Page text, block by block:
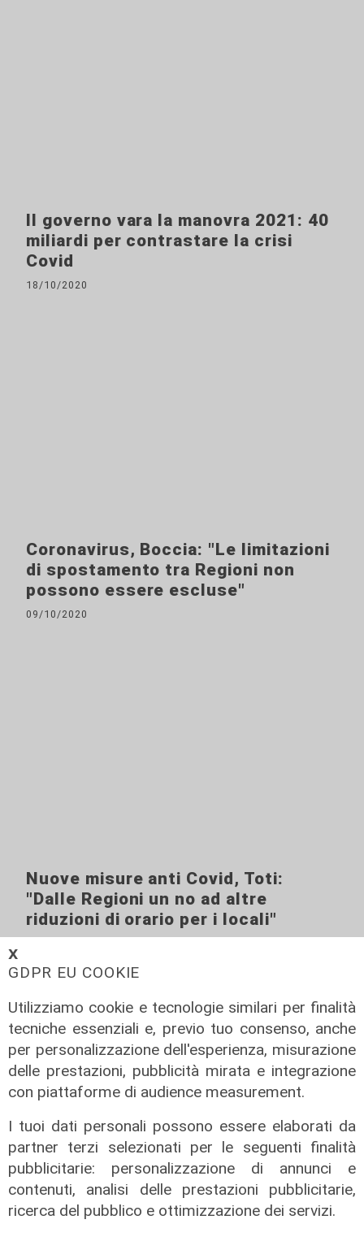
𝗫
GDPR EU COOKIE
Utilizziamo cookie e tecnologie similari per finalità
tecniche essenziali e, previo tuo consenso, anche
per personalizzazione dell'esperienza, misurazione
delle prestazioni, pubblicità mirata e integrazione
con piattaforme di audience measurement.
I tuoi dati personali possono essere elaborati da
partner terzi selezionati per le seguenti finalità
pubblicitarie: personalizzazione di annunci e
contenuti, analisi delle prestazioni pubblicitarie,
ricerca del pubblico e ottimizzazione dei servizi.
Il governo vara la manovra 2021: 40
miliardi per contrastare la crisi
Covid
18/10/2020
Coronavirus, Boccia: "Le limitazioni
di spostamento tra Regioni non
possono essere escluse"
09/10/2020
Nuove misure anti Covid, Toti:
"Dalle Regioni un no ad altre
riduzioni di orario per i locali"